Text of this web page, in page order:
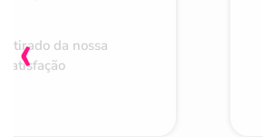
da nossa
‹